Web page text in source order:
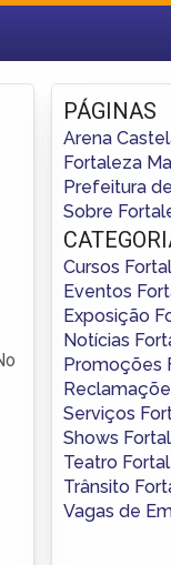
Fazer login
Criar conta
PÁGINAS
Arena
Fortaleza
Prefeitura
Sobre
Cursos
Eventos
Exposição
Notícias
Promoções
Serviços
Shows
Teatro
Trânsito
Vagas de